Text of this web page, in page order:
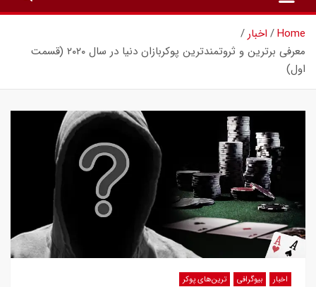
Home
اخبار
معرفی برترین و ثروتمندترین پوکربازان دنیا در سال ۲۰۲۰ (قسمت
اول)
اخبار بیوگرافی ترین‌های پوکر